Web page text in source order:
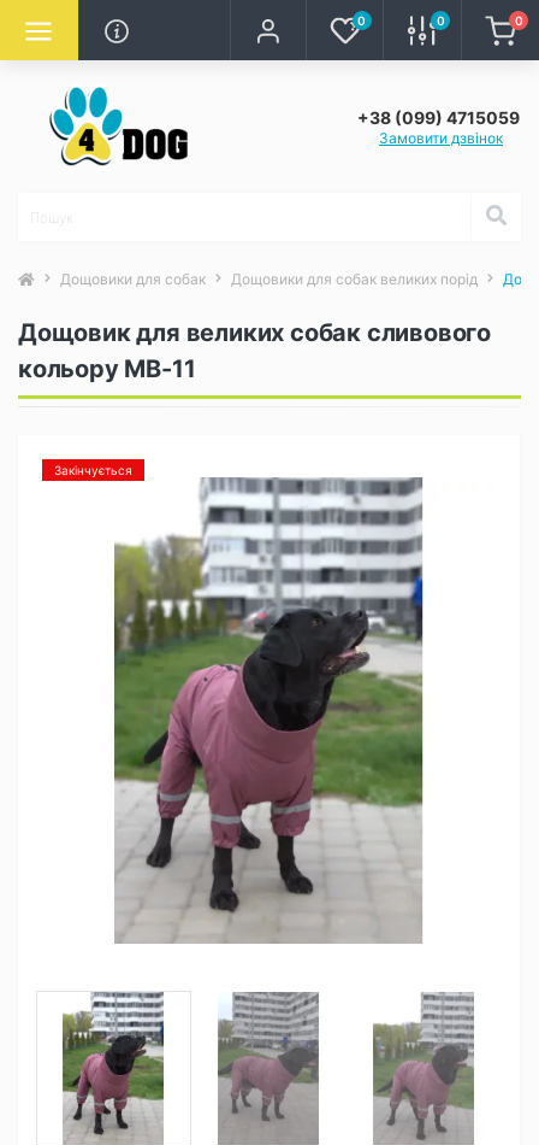
0 0 0
+38 (099) 4715059
Замовити дзвінок
Дощовики для собак Дощовики для собак великих порід
Дощовик для великих собак сливового
кольору MB-11
Закінчується